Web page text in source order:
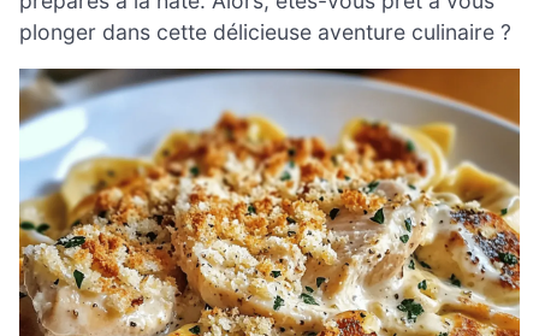
plonger dans cette délicieuse aventure culinaire ?